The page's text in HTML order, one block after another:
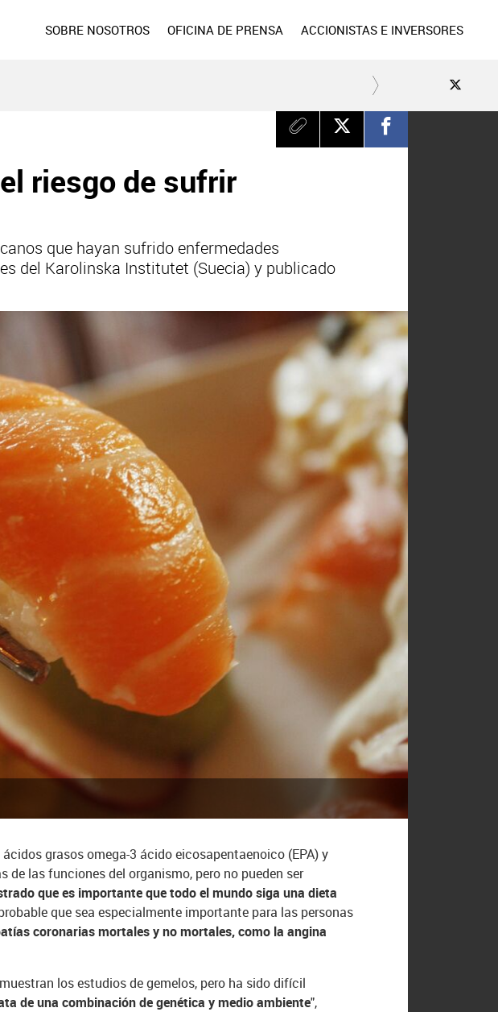
SOBRE NOSOTROS OFICINA DE PRENSA ACCIONISTAS E INVERSORES
riesgo de sufrir
que hayan sufrido enfermedades
del Karolinska Institutet (Suecia) y publicado
grasos omega-3 ácido eicosapentaenoico (EPA) y
las funciones del organismo, pero no pueden ser
que es importante que todo el mundo siga una dieta
que sea especialmente importante para las personas
coronarias mortales y no mortales, como la angina
los estudios de gemelos, pero ha sido difícil
de una combinación de genética y medio ambiente",